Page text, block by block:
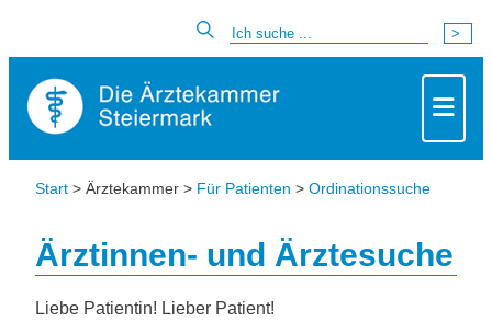
Start > Ärztekammer > Für Patienten > Ordinationssuche
Ärztinnen- und Ärztesuche
Liebe Patientin! Lieber Patient!